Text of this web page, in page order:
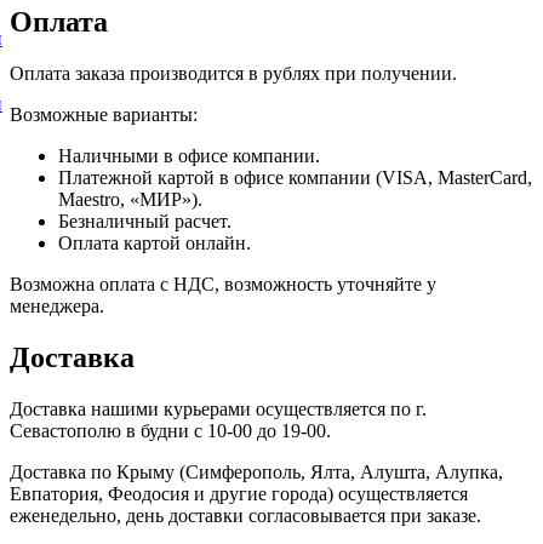
Оплата
Оплата заказа производится в рублях при получении.
Возможные варианты:
Наличными в офисе компании.
Платежной картой в офисе компании (VISA, MasterCard,
Maestro, «МИР»).
Безналичный расчет.
Оплата картой онлайн.
Возможна оплата с НДС, возможность уточняйте у
менеджера.
Доставка
Доставка нашими курьерами осуществляется по г.
Севастополю в будни с 10-00 до 19-00.
Доставка по Крыму (Симферополь, Ялта, Алушта, Алупка,
Евпатория, Феодосия и другие города) осуществляется
еженедельно, день доставки согласовывается при заказе.